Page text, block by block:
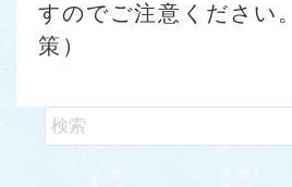
すのでご注意ください
策）